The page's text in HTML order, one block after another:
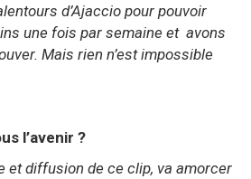
d’Ajaccio pour pouvoir
une fois par semaine et avons
Mais rien n’est impossible
l’avenir ?
et diffusion de ce clip, va amorcer